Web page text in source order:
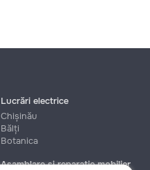
Lucrări electrice
Chișinău
Bălți
Botanica
Asamblare și reparație mobilier